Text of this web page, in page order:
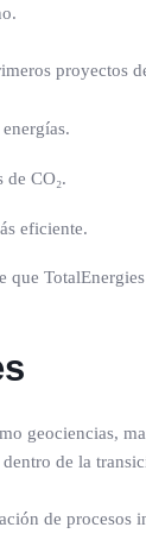
proyectos
CO₂.
eficiente.
geociencias,
de la
de procesos